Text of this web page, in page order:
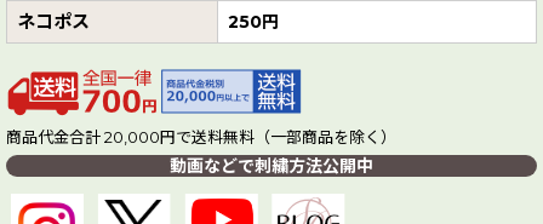
ネコポス 250円
商品代金合計 20,000円で送料無料（一部商品を除く）
動画などで刺繍方法公開中